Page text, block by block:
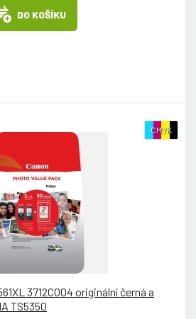
DO KOŠÍKU
CMYK
3712C004 originální černá a
TS5350